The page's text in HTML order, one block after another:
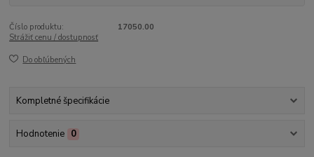
Číslo produktu:
17050.00
Strážiť cenu / dostupnosť
Do obľúbených
Kompletné špecifikácie
Hodnotenie 0